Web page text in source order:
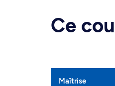
Ce
Maîtrise